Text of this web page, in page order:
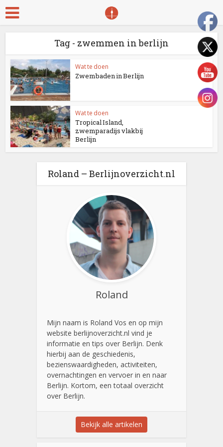
Tag - zwemmen in berlijn
Wat te doen
Zwembaden in Berlijn
Wat te doen
Tropical Island,
zwemparadijs vlakbij
Berlijn
Roland – Berlijnoverzicht.nl
Roland
Mijn naam is Roland Vos en op mijn
website berlijnoverzicht.nl vind je
informatie en tips over Berlijn. Denk
hierbij aan de geschiedenis,
bezienswaardigheden, activiteiten,
overnachtingen en vervoer in en naar
Berlijn. Kortom, een totaal overzicht
over Berlijn.
Bekijk alle artikelen